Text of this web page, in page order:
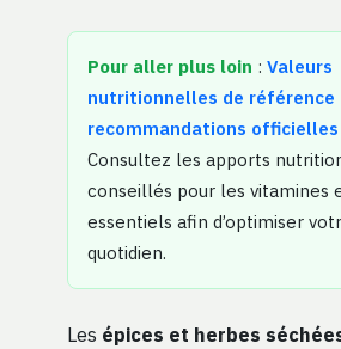
Pour aller plus loin : Valeurs
nutritionnelles de référence
recommandations officielles
Consultez les apports
conseillés pour les vitamines
essentiels afin d’optimiser
quotidien.
Les épices et herbes